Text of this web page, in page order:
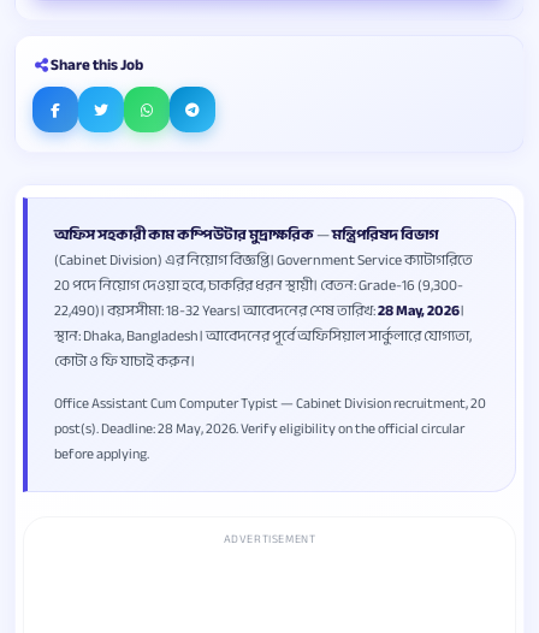
অফিস সহকারী কাম কম্পিউটার মুদ্রাক্ষরিক—মন্ত্রিপরিষদ বিভাগ
(Cabinet Division) এর নিয়োগ বিজ্ঞপ্তি। Government Service ক্যাটাগরিতে
20 পদে নিয়োগ দেওয়া হবে, চাকরির ধরন স্থায়ী। বেতন: Grade-16 (9,300-
22,490)। বয়সসীমা: 18-32 Years। আবেদনের শেষ তারিখ:28 May, 2026।
স্থান: Dhaka, Bangladesh। আবেদনের পূর্বে অফিসিয়াল সার্কুলারে যোগ্যতা,
কোটা ও ফি যাচাই করুন।
Office Assistant Cum Computer Typist — Cabinet Division recruitment, 20
post(s). Deadline: 28 May, 2026. Verify eligibility on the official circular
before applying.
ADVERTISEMENT
Share this Job